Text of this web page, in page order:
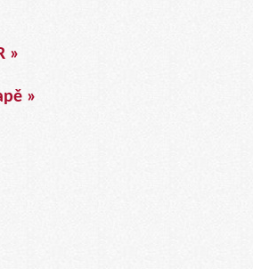
»
»